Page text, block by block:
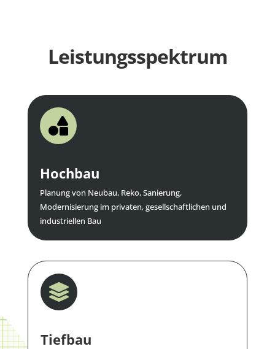
Leistungsspektrum

Hochbau
Planung von Neubau, Reko, Sanierung,
Modernisierung im privaten, gesellschaftlichen und
industriellen Bau

Tiefbau